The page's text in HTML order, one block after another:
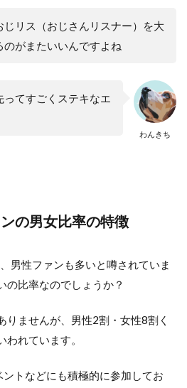
じリス（おじさんリスナー）を大
のがまたいいんですよね
わんきち
てすごくステキなエ
の男女比率の特徴
男性ファンも多いと噂されていま
の比率なのでしょうか？
りませんが、男性2割・女性8割く
れています。
トなどにも積極的に参加してお